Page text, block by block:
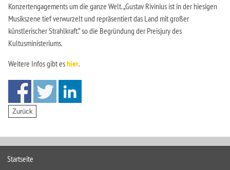
Konzertengagements um die ganze Welt. „Gustav Rivinius ist in der hiesigen
Musikszene tief verwurzelt und repräsentiert das Land mit großer
künstlerischer Strahlkraft.“ so die Begründung der Preisjury des
Kultusministeriums.
Weitere Infos gibt eshier.
Startseite